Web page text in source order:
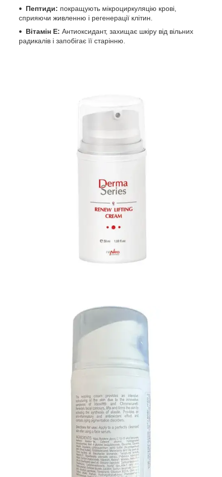
Пептиди: покращують мікроциркуляцію крові,
сприяючи живленню і регенерації клітин.
Вітамін Е: Антиоксидант, захищає шкіру від вільних
радикалів і запобігає її старінню.